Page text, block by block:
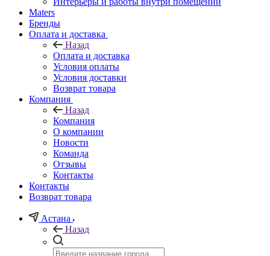
Maters
Бренды
Оплата и доставка
Назад
Оплата и доставка
Условия оплаты
Условия доставки
Возврат товара
Компания
Назад
Компания
О компании
Новости
Команда
Отзывы
Контакты
Контакты
Возврат товара
Астана
Назад